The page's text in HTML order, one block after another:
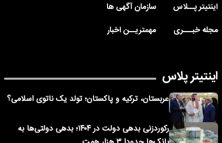
اینتیتر پــلاس
سازمان آگهی ها
مجله خبـــری
مهمتریــن اخبار
اینتیتر پلاس
عربستان، ترکیه و پاکستان؛ تولد یک ناتوی اسلامی؟
رکوردزنی بدهی دولت در ۱۴۰۴؛ بدهی دولتی‌ها به